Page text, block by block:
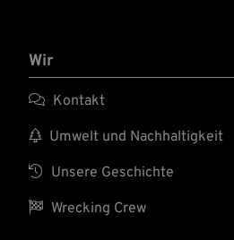
Wir
 Kontakt
 Umwelt und Nachhaltigkeit
 Unsere Geschichte
 Wrecking Crew